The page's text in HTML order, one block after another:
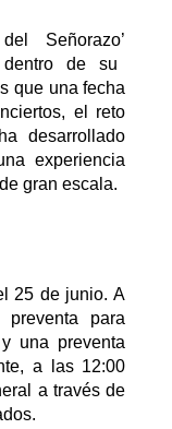
del Señorazo’
dentro de su
que una fecha
el reto
desarrollado
experiencia
gran escala.
25 de junio. A
para
una preventa
a las 12:00
a través de